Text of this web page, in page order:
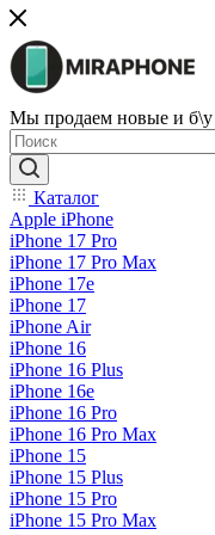
Мы продаем новые и б\у
Каталог
Apple iPhone
iPhone 17 Pro
iPhone 17 Pro Max
iPhone 17e
iPhone 17
iPhone Air
iPhone 16
iPhone 16 Plus
iPhone 16e
iPhone 16 Pro
iPhone 16 Pro Max
iPhone 15
iPhone 15 Plus
iPhone 15 Pro
iPhone 15 Pro Max